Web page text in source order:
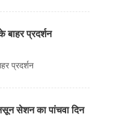
बाहर प्रदर्शन
प्रदर्शन
सेशन का पांचवा दिन